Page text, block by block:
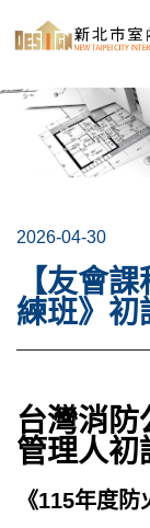
2026-04-30
【友會
練班》初
台灣消防
管理人初
《115年度防